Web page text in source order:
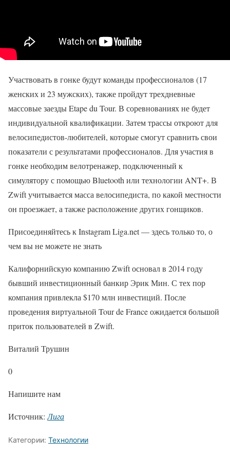
Участвовать в гонке будут команды профессионалов (17
женских и 23 мужских), также пройдут трехдневные
массовые заезды Etape du Tour. В соревнованиях не будет
индивидуальной квалификации. Затем трассы откроют для
велосипедистов-любителей, которые смогут сравнить свои
показатели с результатами профессионалов. Для участия в
гонке необходим велотренажер, подключенный к
симулятору с помощью Bluetooth или технологии ANT+. В
Zwift учитывается масса велосипедиста, по какой местности
он проезжает, а также расположение других гонщиков.
Присоединяйтесь к Instagram Liga.net — здесь только то, о
чем вы не можете не знать
Калифорнийскую компанию Zwift основал в 2014 году
бывший инвестиционный банкир Эрик Мин. С тех пор
компания привлекла $170 млн инвестиций. После
проведения виртуальной Tour de France ожидается большой
приток пользователей в Zwift.
Виталий Трушин
0
Напишите нам
Источник:Лига
Категории: Технологии